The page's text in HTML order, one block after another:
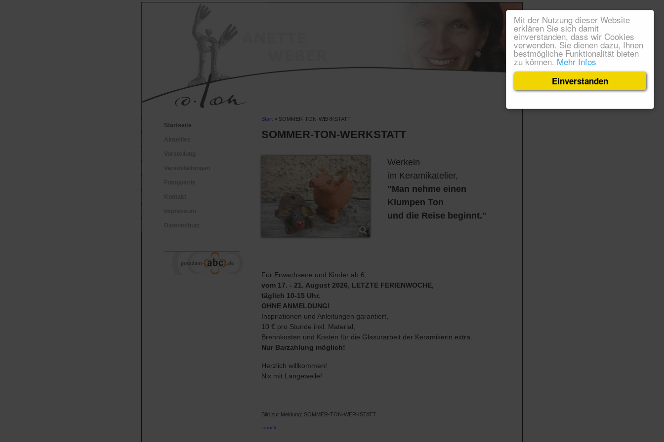
Mit der Nutzung dieser Website
erklären Sie sich damit
einverstanden, dass wir Cookies
verwenden. Sie dienen dazu, Ihnen
bestmögliche Funktionalität bieten
zu können. Mehr Infos
Einverstanden
Startseite
Start SOMMER-TON-WERKSTATT
SOMMER-TON-WERKSTATT
Werkeln
im Keramikatelier,
"Man nehme einen
Klumpen Ton
und die Reise beginnt."
Für Erwachsene und Kinder ab 6,
vom 17. - 21. August 2026, LETZTE FERIENWOCHE,
täglich 10-15 Uhr.
OHNE ANMELDUNG!
Inspirationen und Anleitungen garantiert,
10 € pro Stunde inkl. Material,
Brennkosten und Kosten für die Glasurarbeit der Keramikerin extra.
Nur Barzahlung möglich!
Herzlich willkommen!
Nix mit Langeweile!
Bild zur Meldung: SOMMER-TON-WERKSTATT
zurück